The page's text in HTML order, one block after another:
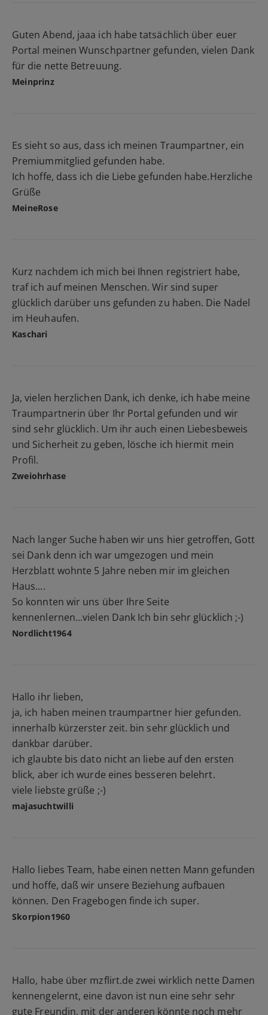
Guten Abend, jaaa ich habe tatsächlich über euer
Portal meinen Wunschpartner gefunden, vielen Dank
für die nette Betreuung.
Meinprinz
Es sieht so aus, dass ich meinen Traumpartner, ein
Premiummitglied gefunden habe.
Ich hoffe, dass ich die Liebe gefunden habe.Herzliche
Grüße
MeineRose
Kurz nachdem ich mich bei Ihnen registriert habe,
traf ich auf meinen Menschen. Wir sind super
glücklich darüber uns gefunden zu haben. Die Nadel
im Heuhaufen.
Kaschari
Ja, vielen herzlichen Dank, ich denke, ich habe meine
Traumpartnerin über Ihr Portal gefunden und wir
sind sehr glücklich. Um ihr auch einen Liebesbeweis
und Sicherheit zu geben, lösche ich hiermit mein
Profil.
Zweiohrhase
Nach langer Suche haben wir uns hier getroffen, Gott
sei Dank denn ich war umgezogen und mein
Herzblatt wohnte 5 Jahre neben mir im gleichen
Haus....
So konnten wir uns über Ihre Seite
kennenlernen...vielen Dank Ich bin sehr glücklich ;-)
Nordlicht1964
Hallo ihr lieben,
ja, ich haben meinen traumpartner hier gefunden.
innerhalb kürzerster zeit. bin sehr glücklich und
dankbar darüber.
ich glaubte bis dato nicht an liebe auf den ersten
blick, aber ich wurde eines besseren belehrt.
viele liebste grüße ;-)
majasuchtwilli
Hallo liebes Team, habe einen netten Mann gefunden
und hoffe, daß wir unsere Beziehung aufbauen
können. Den Fragebogen finde ich super.
Skorpion1960
Hallo, habe über mzflirt.de zwei wirklich nette Damen
kennengelernt, eine davon ist nun eine sehr sehr
gute Freundin, mit der anderen könnte noch mehr